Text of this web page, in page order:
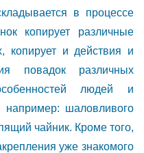
в процессе
копирует различные
копирует и действия и
повадок различных
людей и
например: шаловливого
чайник. Кроме того,
уже знакомого